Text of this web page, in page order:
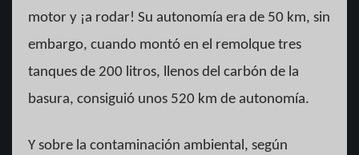
motor y ¡a rodar! Su autonomía era de 50 km, sin
embargo, cuando montó en el remolque tres
tanques de 200 litros, llenos del carbón de la
basura, consiguió unos 520 km de autonomía.
Y sobre la contaminación ambiental, según